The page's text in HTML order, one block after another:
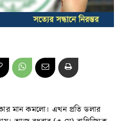
মান কমলো। এখন প্রতি ডলার